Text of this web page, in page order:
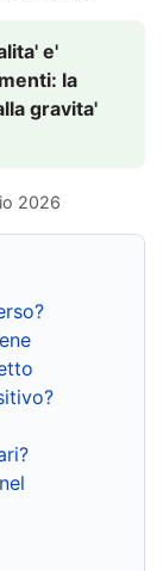
e'
la
gravita'
2026